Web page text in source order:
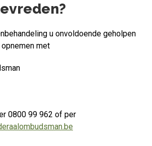
u onvoldoende geholpen
met
0800 99 962 of per